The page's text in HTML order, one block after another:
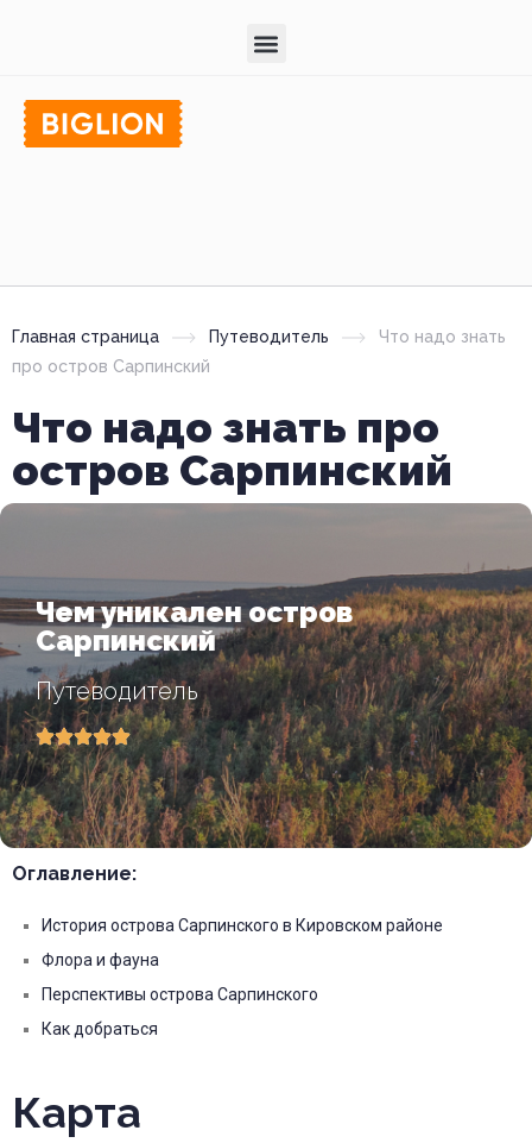
Главная страница Путеводитель
Что надо знать
про остров Сарпинский
Что надо знать про
остров Сарпинский
Чем уникален остров
Сарпинский
Путеводитель
Оглавление:
История острова Сарпинского в Кировском районе
Флора и фауна
Перспективы острова Сарпинского
Как добраться
Карта